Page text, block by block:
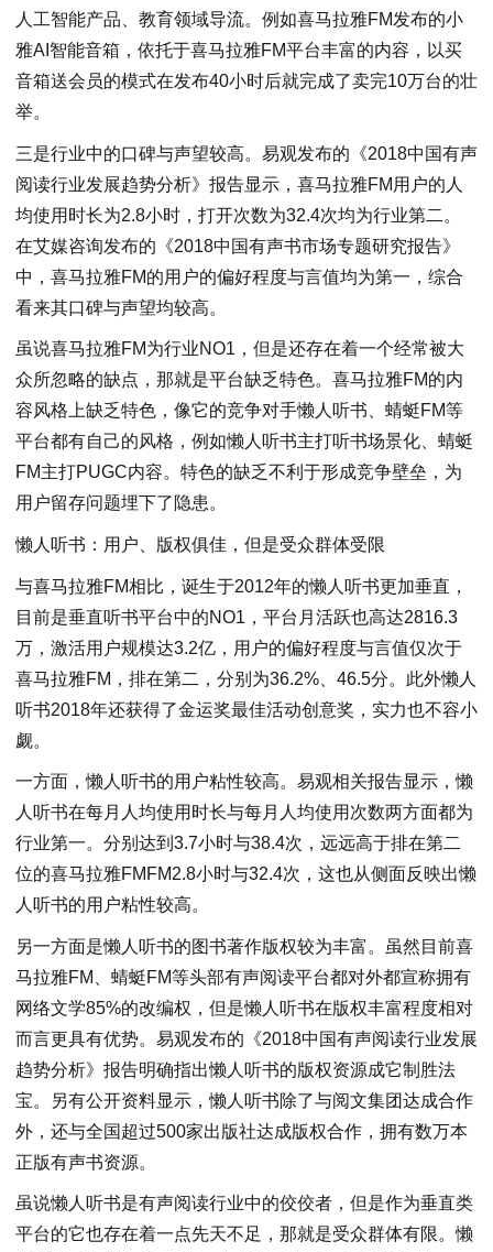
人工智能产品、教育领域导流。例如喜马拉雅FM发布的小
雅AI智能音箱，依托于喜马拉雅FM平台丰富的内容，以买
音箱送会员的模式在发布40小时后就完成了卖完10万台的壮
举。
三是行业中的口碑与声望较高。易观发布的《2018中国有声
阅读行业发展趋势分析》报告显示，喜马拉雅FM用户的人
均使用时长为2.8小时，打开次数为32.4次均为行业第二。
在艾媒咨询发布的《2018中国有声书市场专题研究报告》
中，喜马拉雅FM的用户的偏好程度与言值均为第一，综合
看来其口碑与声望均较高。
虽说喜马拉雅FM为行业NO1，但是还存在着一个经常被大
众所忽略的缺点，那就是平台缺乏特色。喜马拉雅FM的内
容风格上缺乏特色，像它的竞争对手懒人听书、蜻蜓FM等
平台都有自己的风格，例如懒人听书主打听书场景化、蜻蜓
FM主打PUGC内容。特色的缺乏不利于形成竞争壁垒，为
用户留存问题埋下了隐患。
懒人听书：用户、版权俱佳，但是受众群体受限
与喜马拉雅FM相比，诞生于2012年的懒人听书更加垂直，
目前是垂直听书平台中的NO1，平台月活跃也高达2816.3
万，激活用户规模达3.2亿，用户的偏好程度与言值仅次于
喜马拉雅FM，排在第二，分别为36.2%、46.5分。此外懒人
听书2018年还获得了金运奖最佳活动创意奖，实力也不容小
觑。
一方面，懒人听书的用户粘性较高。易观相关报告显示，懒
人听书在每月人均使用时长与每月人均使用次数两方面都为
行业第一。分别达到3.7小时与38.4次，远远高于排在第二
位的喜马拉雅FMFM2.8小时与32.4次，这也从侧面反映出懒
人听书的用户粘性较高。
另一方面是懒人听书的图书著作版权较为丰富。虽然目前喜
马拉雅FM、蜻蜓FM等头部有声阅读平台都对外都宣称拥有
网络文学85%的改编权，但是懒人听书在版权丰富程度相对
而言更具有优势。易观发布的《2018中国有声阅读行业发展
趋势分析》报告明确指出懒人听书的版权资源成它制胜法
宝。另有公开资料显示，懒人听书除了与阅文集团达成合作
外，还与全国超过500家出版社达成版权合作，拥有数万本
正版有声书资源。
虽说懒人听书是有声阅读行业中的佼佼者，但是作为垂直类
平台的它也存在着一点先天不足，那就是受众群体有限。懒